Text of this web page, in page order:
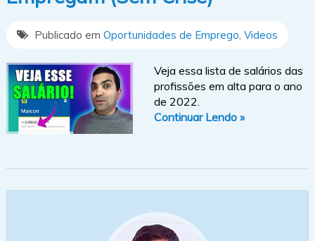
Publicado em Oportunidades de Emprego Videos
Veja essa lista de salários das
profissões em alta para o ano
de 2022.
Continuar Lendo »